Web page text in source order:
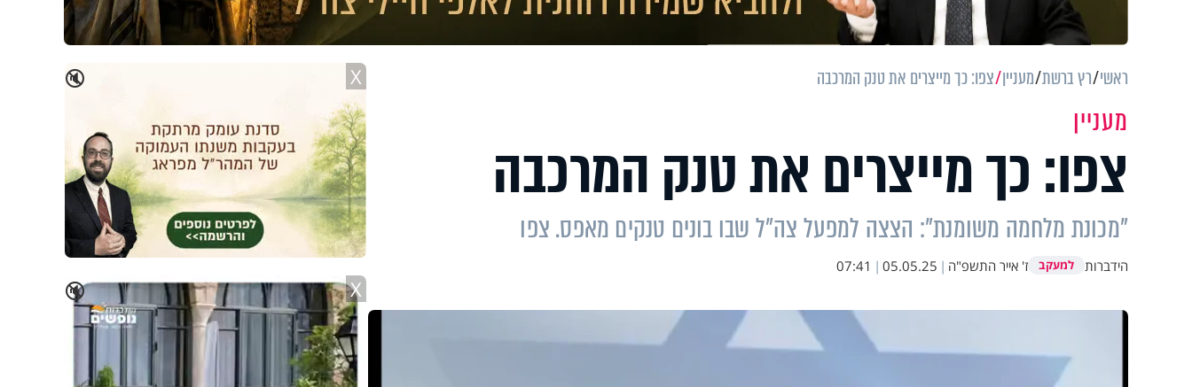
ראשי רץ ברשת מעניין צפו: כך מייצרים את טנק המרכבה
מעניין
צפו: כך מייצרים את טנק המרכבה
"מכונת מלחמה משומנת": הצצה למפעל צה"ל שבו בונים טנקים מאפס. צפו
הידברות למעקב ז' אייר התשפ"ה |
05.05.25
|
07:41
🔇 X
🔇 X